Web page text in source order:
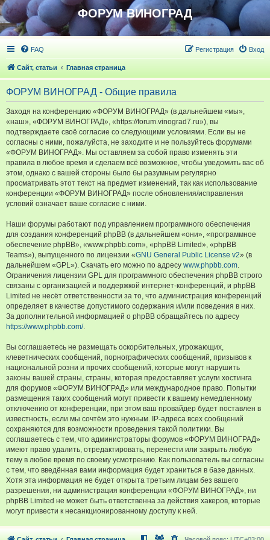
ФОРУМ ВИНОГРАД
FAQ Вход
Регистрация
Сайт, статьи Главная страница
ФОРУМ ВИНОГРАД - Общие правила
Заходя на конференцию «ФОРУМ ВИНОГРАД» (в дальнейшем «мы»,
«наш», «ФОРУМ ВИНОГРАД», «https://forum.vinograd7.ru»), вы
подтверждаете своё согласие со следующими условиями. Если вы не
согласны с ними, пожалуйста, не заходите и не пользуйтесь форумами
«ФОРУМ ВИНОГРАД». Мы оставляем за собой право изменять эти
правила в любое время и сделаем всё возможное, чтобы уведомить вас об
этом, однако с вашей стороны было бы разумным регулярно
просматривать этот текст на предмет изменений, так как использование
конференции «ФОРУМ ВИНОГРАД» после обновления/исправления
условий означает ваше согласие с ними.
Наши форумы работают под управлением программного обеспечения
для создания конференций phpBB (в дальнейшем «они», «программное
обеспечение phpBB», «www.phpbb.com», «phpBB Limited», «phpBB
Teams»), выпущенного по лицензии «GNU General Public License v2» (в
дальнейшем «GPL»). Скачать его можно по адресу www.phpbb.com.
Ограничения лицензии GPL для программного обеспечения phpBB строго
связаны с организацией и поддержкой интернет-конференций, и phpBB
Limited не несёт ответственности за то, что администрация конференций
определяет в качестве допустимого содержания и/или поведения в них.
За дополнительной информацией о phpBB обращайтесь по адресу
https://www.phpbb.com/.
Вы соглашаетесь не размещать оскорбительных, угрожающих,
клеветнических сообщений, порнографических сообщений, призывов к
национальной розни и прочих сообщений, которые могут нарушить
законы вашей страны, страны, которая предоставляет услуги хостинга
для форумов «ФОРУМ ВИНОГРАД» или международное право. Попытки
размещения таких сообщений могут привести к вашему немедленному
отключению от конференции, при этом ваш провайдер будет поставлен в
известность, если мы сочтём это нужным. IP-адреса всех сообщений
сохраняются для возможности проведения такой политики. Вы
соглашаетесь с тем, что администраторы форумов «ФОРУМ ВИНОГРАД»
имеют право удалить, отредактировать, перенести или закрыть любую
тему в любое время по своему усмотрению. Как пользователь вы согласны
с тем, что введённая вами информация будет храниться в базе данных.
Хотя эта информация не будет открыта третьим лицам без вашего
разрешения, ни администрация конференции «ФОРУМ ВИНОГРАД», ни
phpBB Limited не может быть ответственна за действия хакеров, которые
могут привести к несанкционированному доступу к ней.